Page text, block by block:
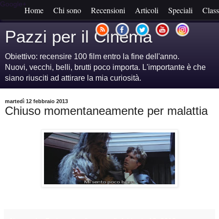
Google+
Home Chi sono Recensioni Articoli Speciali
Pazzi per il Cinema
Obiettivo: recensire 100 film entro la fine dell'anno.
Nuovi, vecchi, belli, brutti poco importa. L'importante è che
siano riusciti ad attirare la mia curiosità.
martedì 12 febbraio 2013
Chiuso momentaneamente per malattia